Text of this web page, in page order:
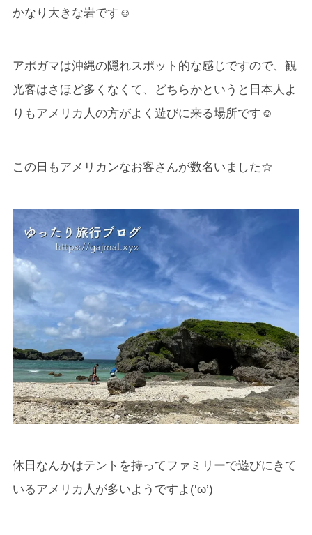
かなり大きな岩です☺
アポガマは沖縄の隠れスポット的な感じですので、観
光客はさほど多くなくて、どちらかというと日本人よ
りもアメリカ人の方がよく遊びに来る場所です☺
この日もアメリカンなお客さんが数名いました☆
休日なんかはテントを持ってファミリーで遊びにきて
いるアメリカ人が多いようですよ(‘ω’)